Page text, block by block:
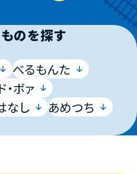
のを探す
べるもんた
・ボァ
なし
あめつち